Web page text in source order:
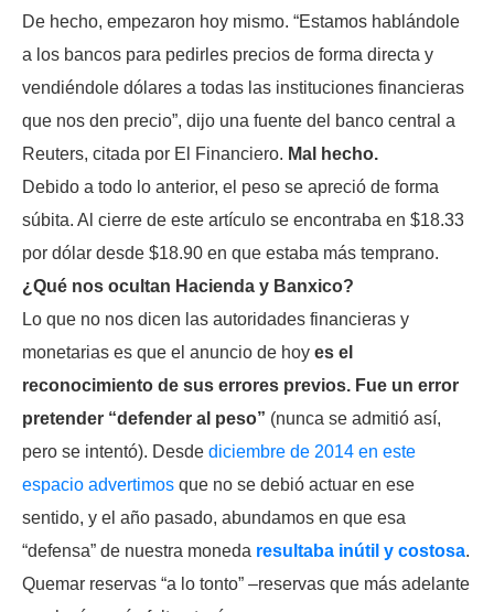
De hecho, empezaron hoy mismo. “Estamos hablándole
a los bancos para pedirles precios de forma directa y
vendiéndole dólares a todas las instituciones financieras
que nos den precio”, dijo una fuente del banco central a
Reuters, citada por El Financiero. Mal hecho.
Debido a todo lo anterior, el peso se apreció de forma
súbita. Al cierre de este artículo se encontraba en $18.33
por dólar desde $18.90 en que estaba más temprano.
¿Qué nos ocultan Hacienda y Banxico?
Lo que no nos dicen las autoridades financieras y
monetarias es que el anuncio de hoy es el
reconocimiento de sus errores previos. Fue un error
pretender “defender al peso” (nunca se admitió así,
pero se intentó). Desde diciembre de 2014 en este
espacio advertimos que no se debió actuar en ese
sentido, y el año pasado, abundamos en que esa
“defensa” de nuestra moneda resultaba inútil y costosa.
Quemar reservas “a lo tonto” –reservas que más adelante